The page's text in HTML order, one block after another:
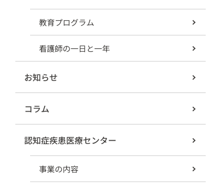
教育プログラム
看護師の一日と一年
お知らせ
コラム
認知症疾患医療センター
事業の内容